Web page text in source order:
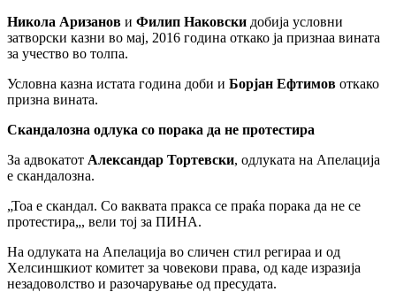
Никола Аризанов и Филип Наковски добија условни
затворски казни во мај, 2016 година откако ја признаа вината
за учество во толпа.
Условна казна истата година доби и Борјан Ефтимов откако
призна вината.
Скандалозна одлука со порака да не протестира
За адвокатот Александар Тортевски, одлуката на Апелација
е скандалозна.
„Тоа е скандал. Со ваквата пракса се праќа порака да не се
протестира„, вели тој за ПИНА.
На одлуката на Апелација во сличен стил регираа и од
Хелсиншкиот комитет за човекови права, од каде изразија
незадоволство и разочарување од пресудата.